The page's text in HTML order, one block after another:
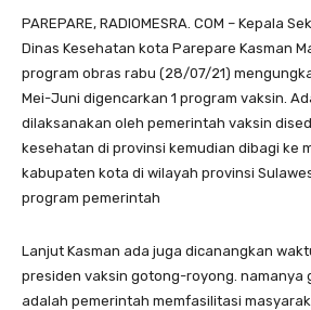
PAREPARE, RADIOMESRA. COM – Kepala
Dinas Kesehatan kota Parepare Kasman
program obras rabu (28/07/21)
Mei-Juni digencarkan 1 program vaksin.
dilaksanakan oleh pemerintah vaksin
kesehatan di provinsi kemudian dibagi ke
kabupaten kota di wilayah provinsi
program pemerintah
Lanjut Kasman ada juga dicanangkan
presiden vaksin gotong-royong. namanya
adalah pemerintah memfasilitasi